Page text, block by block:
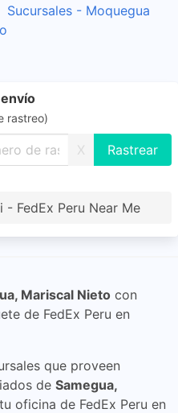
Sucursales - Moquegua
rastreo)
X
- FedEx Peru Near Me
Mariscal Nieto con
de FedEx Peru en
que proveen
de Samegua,
oficina de FedEx Peru en